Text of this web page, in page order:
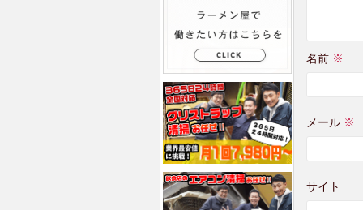
名前 ※
メール ※
サイト